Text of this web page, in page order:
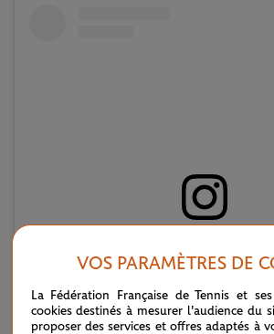
VOS PARAMÈTRES DE
La Fédération Française de Tennis et
cookies destinés à mesurer l'audience du
proposer des services et offres adaptés à